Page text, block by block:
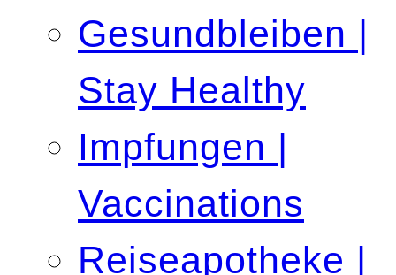
Gesundbleiben |
Stay Healthy
Impfungen |
Vaccinations
Reiseapotheke |